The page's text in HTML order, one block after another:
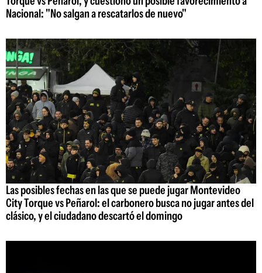
Nacional: "No salgan a rescatarlos de nuevo"
Las posibles fechas en las que se puede jugar Montevideo
City Torque vs Peñarol: el carbonero busca no jugar antes del
clásico, y el ciudadano descartó el domingo